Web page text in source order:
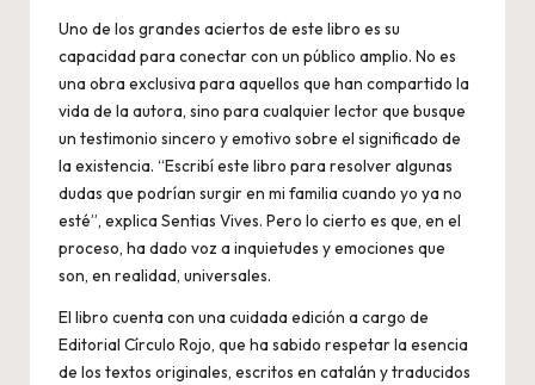
Uno de los grandes aciertos de este libro es su
capacidad para conectar con un público amplio. No es
una obra exclusiva para aquellos que han compartido la
vida de la autora, sino para cualquier lector que busque
un testimonio sincero y emotivo sobre el significado de
la existencia. “Escribí este libro para resolver algunas
dudas que podrían surgir en mi familia cuando yo ya no
esté”, explica Sentias Vives. Pero lo cierto es que, en el
proceso, ha dado voz a inquietudes y emociones que
son, en realidad, universales.
El libro cuenta con una cuidada edición a cargo de
Editorial Círculo Rojo, que ha sabido respetar la esencia
de los textos originales, escritos en catalán y traducidos